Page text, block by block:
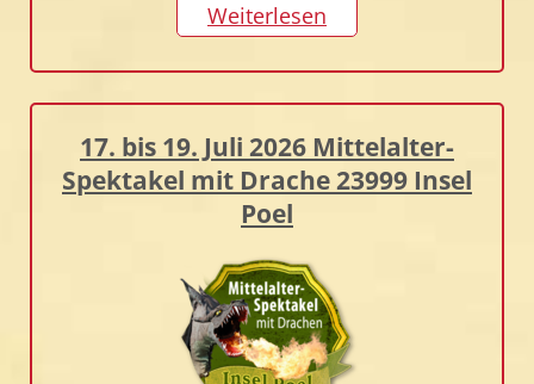
Weiterlesen
17. bis 19. Juli 2026 Mittelalter-
Spektakel mit Drache 23999 Insel
Poel